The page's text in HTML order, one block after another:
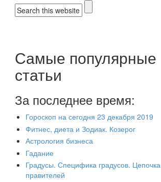
Форма поиска
Самые популярные
статьи
За последнее время:
Гороскоп на сегодня 23 декабря 2019
Фитнес, диета и Зодиак. Козерог
Астрология бизнеса
Гадание
Градусы. Специфика градусов. Цепочка
правителей